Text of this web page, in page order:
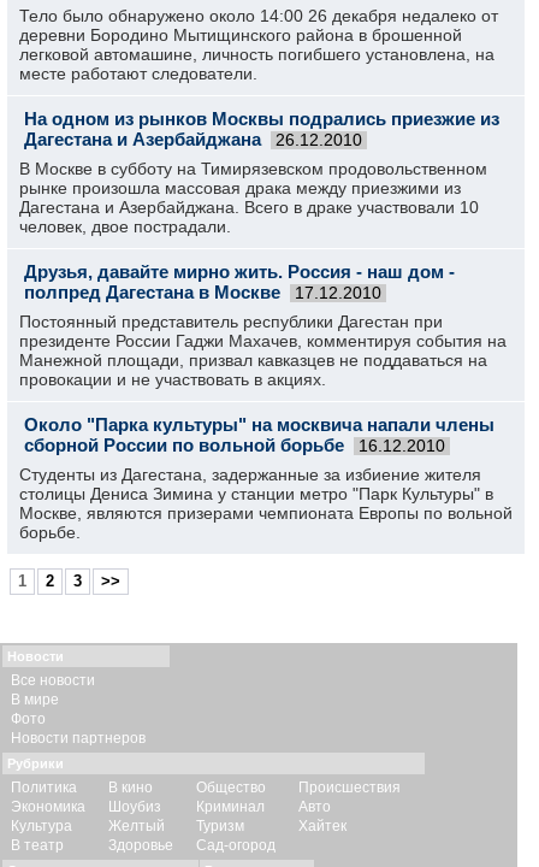
Тело было обнаружено около 14:00 26 декабря недалеко от
деревни Бородино Мытищинского района в брошенной
легковой автомашине, личность погибшего установлена, на
месте работают следователи.
На одном из рынков Москвы подрались приезжие из
Дагестана и Азербайджана
26.12.2010
В Москве в субботу на Тимирязевском продовольственном
рынке произошла массовая драка между приезжими из
Дагестана и Азербайджана. Всего в драке участвовали 10
человек, двое пострадали.
Друзья, давайте мирно жить. Россия - наш дом -
полпред Дагестана в Москве
17.12.2010
Постоянный представитель республики Дагестан при
президенте России Гаджи Махачев, комментируя события на
Манежной площади, призвал кавказцев не поддаваться на
провокации и не участвовать в акциях.
Около "Парка культуры" на москвича напали члены
сборной России по вольной борьбе
16.12.2010
Студенты из Дагестана, задержанные за избиение жителя
столицы Дениса Зимина у станции метро "Парк Культуры" в
Москве, являются призерами чемпионата Европы по вольной
борьбе.
1 2 3 >>
Новости
Все новости
В мире
Фото
Новости партнеров
Рубрики
Политика
Экономика
Культура
В театр
В кино
Шоубиз
Желтый
Здоровье
Общество
Криминал
Туризм
Сад-огород
Происшествия
Авто
Хайтек